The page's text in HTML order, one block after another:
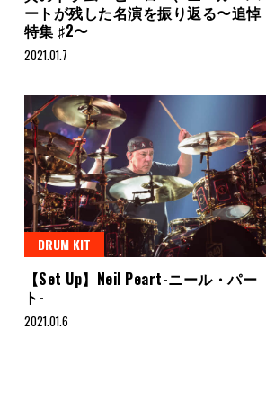
ートが残した名演を振り返る〜追悼
特集 ♯2〜
2021.01.7
DRUM KIT
【Set Up】Neil Peart-ニール・パー
ト-
2021.01.6